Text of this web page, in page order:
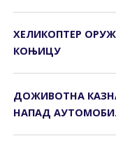
ХЕЛИКОПТЕР
КОЊИЦУ
ДОЖИВОТНА
НАПАД